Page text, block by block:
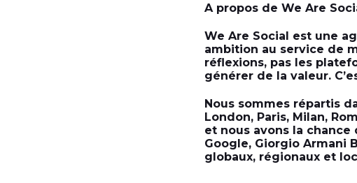
A propos de We Are
We Are Social est une
ambition au service de
réflexions, pas les
générer de la valeur.
Nous sommes répartis
London, Paris, Milan,
et nous avons la
Google, Giorgio Armani
globaux, régionaux et